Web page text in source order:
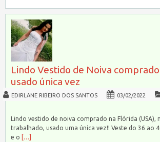
Lindo Vestido de Noiva
usado única vez
EDIRLANE RIBEIRO DOS SANTOS 03/02/2022
Lindo vestido de noiva comprado na Flórida (USA),
trabalhado, usado uma única vez!! Veste do 36 ao
e o […]